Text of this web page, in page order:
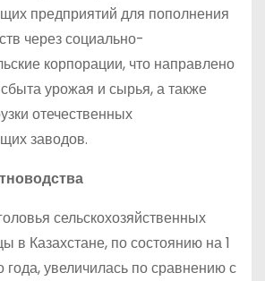
предприятий для пополнения
через социально-
корпорации, что направлено
урожая и сырья, а также
отечественных
заводов.
сельскохозяйственных
в Казахстане, по состоянию на 1
года, увеличилась по сравнению с